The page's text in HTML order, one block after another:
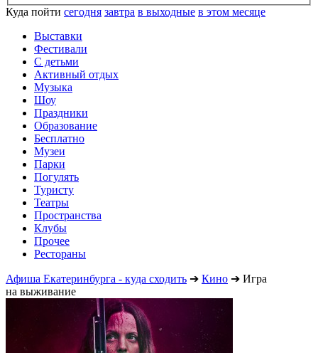
Куда пойти сегодня завтра в выходные в этом месяце
Выставки
Фестивали
С детьми
Активный отдых
Музыка
Шоу
Праздники
Образование
Бесплатно
Музеи
Парки
Погулять
Туристу
Театры
Пространства
Клубы
Прочее
Рестораны
Афиша Екатеринбурга - куда сходить ➔ Кино ➔ Игра
на выживание